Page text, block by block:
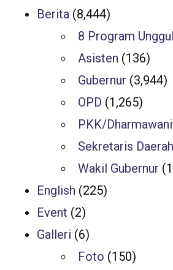
Berita (8,444)
8 Program
Asisten (136)
Gubernur (3,944)
OPD (1,265)
PKK/
Sekretaris Daerah
Wakil Gubernur
English (225)
Event (2)
Galleri (6)
Foto (150)